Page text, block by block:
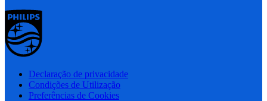
Declaração de privacidade
Condições de Utilização
Preferências de Cookies